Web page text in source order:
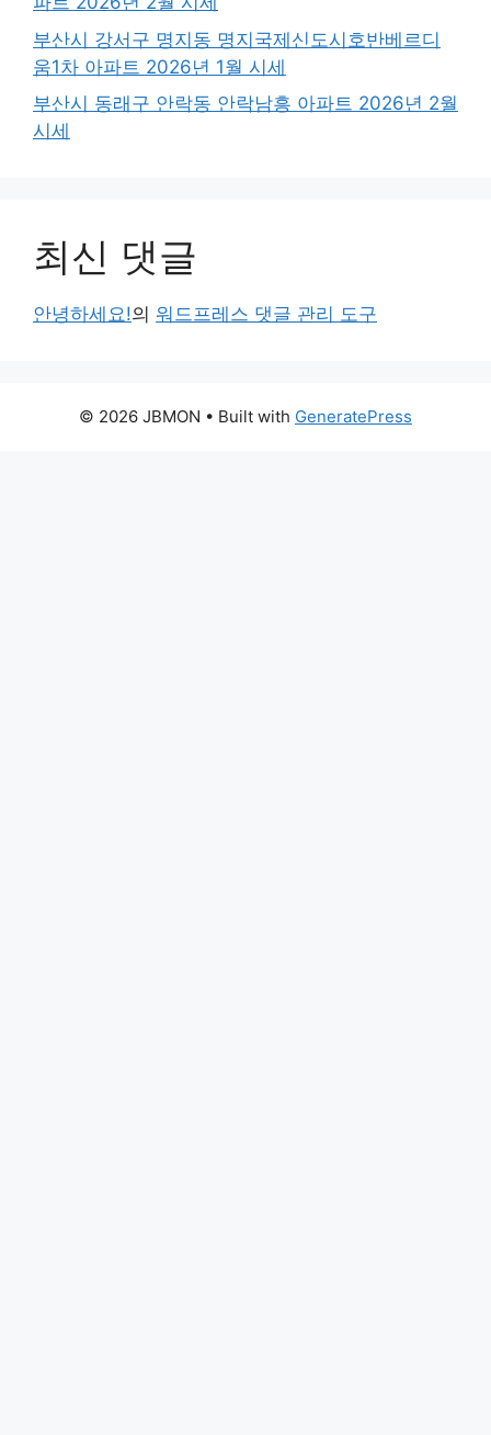
부산시 강서구 명지동 명지국제신도시호반베르디
움1차 아파트 2026년 1월 시세
부산시 동래구 안락동 안락남흥 아파트 2026년 2월
시세
최신 댓글
안녕하세요!의 워드프레스 댓글 관리 도구
© 2026 JBMON • Built with GeneratePress